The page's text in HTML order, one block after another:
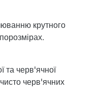
крутного
та черв'ячної
черв'ячних